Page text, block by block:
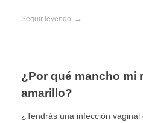
Seguir leyendo
¿Por qué mancho mi
amarillo?
¿Tendrás una infección